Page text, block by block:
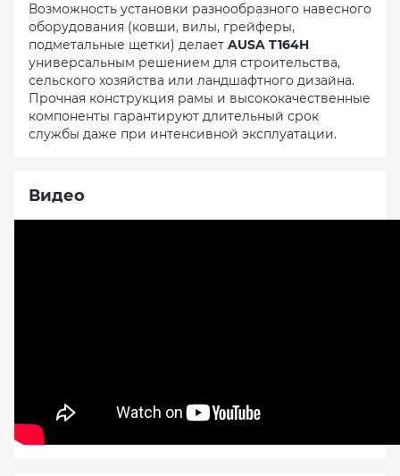
Возможность установки разнообразного навесного
оборудования (ковши, вилы, грейферы,
подметальные щетки) делает AUSA T164H
универсальным решением для строительства,
сельского хозяйства или ландшафтного дизайна.
Прочная конструкция рамы и высококачественные
компоненты гарантируют длительный срок
службы даже при интенсивной эксплуатации.
Видео